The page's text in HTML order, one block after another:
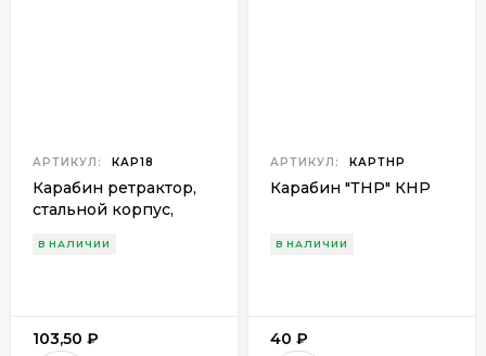
АРТИКУЛ: КАР18
Карабин ретрактор,
стальной корпус,
В НАЛИЧИИ
103,50 ₽
АРТИКУЛ: КАРТНР
Карабин "ТНР" КНР
В НАЛИЧИИ
40 ₽